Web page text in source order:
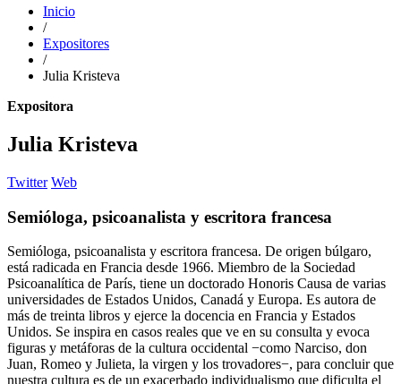
Inicio
/
Expositores
/
Julia Kristeva
Expositora
Julia Kristeva
Twitter Web
Semióloga, psicoanalista y escritora francesa
Semióloga, psicoanalista y escritora francesa. De origen búlgaro,
está radicada en Francia desde 1966. Miembro de la Sociedad
Psicoanalítica de París, tiene un doctorado Honoris Causa de varias
universidades de Estados Unidos, Canadá y Europa. Es autora de
más de treinta libros y ejerce la docencia en Francia y Estados
Unidos. Se inspira en casos reales que ve en su consulta y evoca
figuras y metáforas de la cultura occidental −como Narciso, don
Juan, Romeo y Julieta, la virgen y los trovadores−­, para concluir que
nuestra cultura es de un exacerbado individualismo que dificulta el